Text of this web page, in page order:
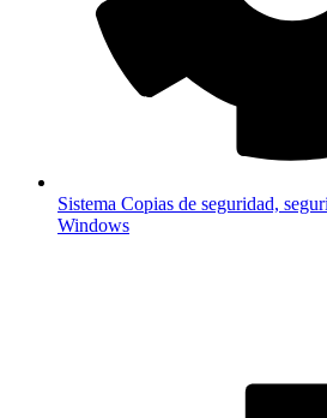
Sistema Copias de seguridad,
Windows